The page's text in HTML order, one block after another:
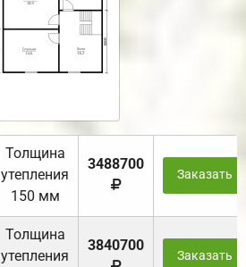
Толщина
утепления
150 мм
3488700
Заказать
Толщина
утепления
3840700
Заказать